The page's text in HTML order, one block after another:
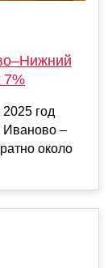
7%
год
Иваново –
около